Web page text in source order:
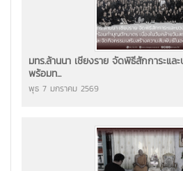
มทร.ล้านนา เชียงราย จัดพิธีสักการะแ
พร้อมท...
พุธ 7 มกราคม 2569